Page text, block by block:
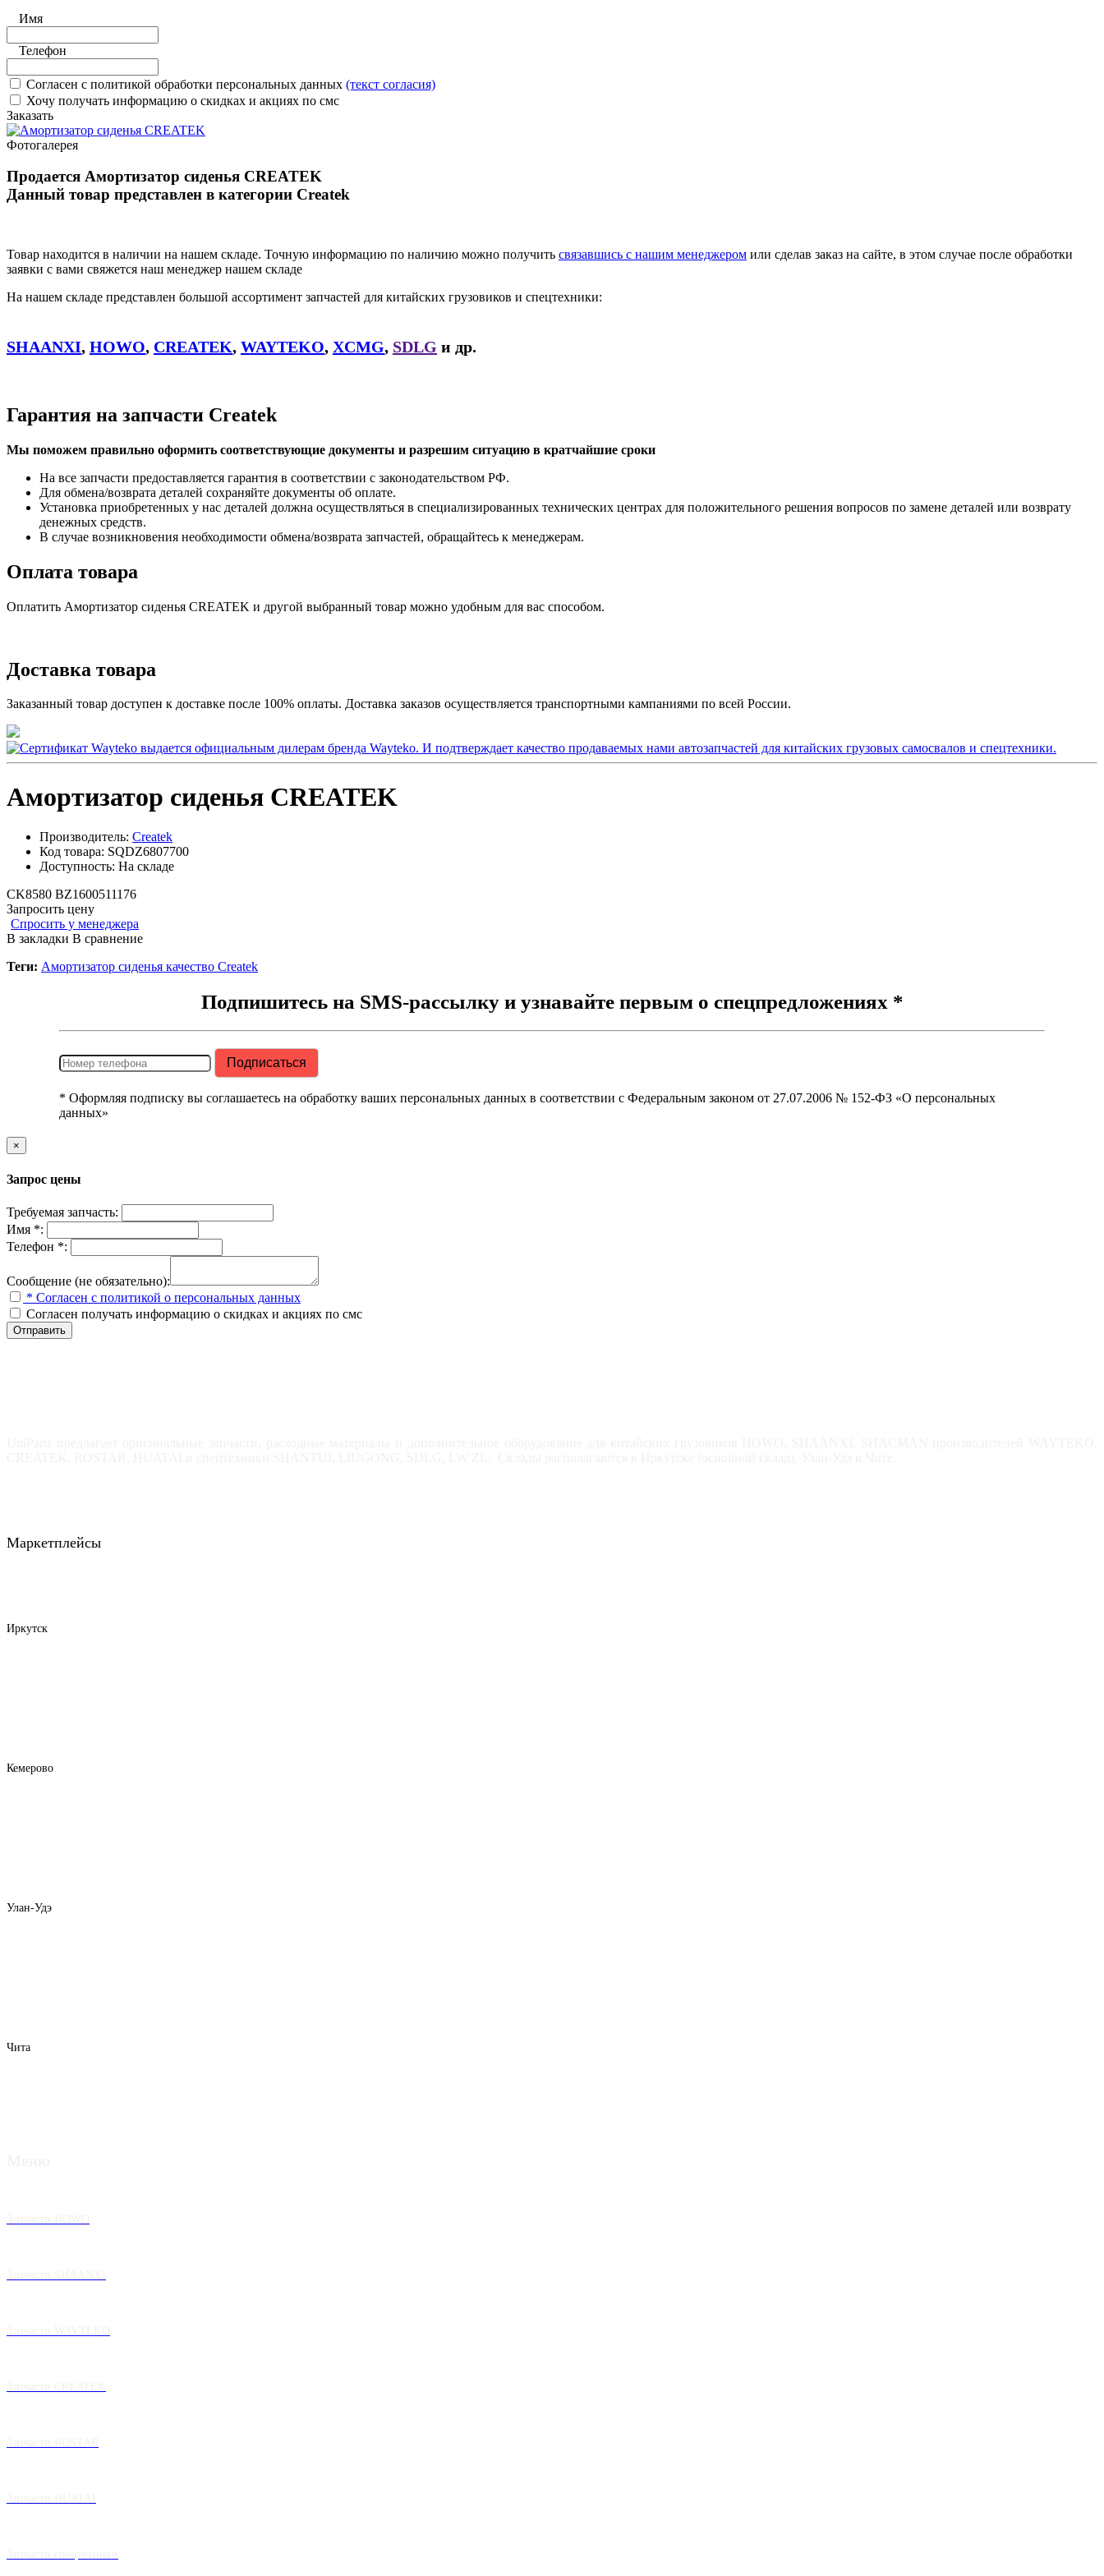
Имя
Телефон
Согласен с политикой обработки персональных данных (текст согласия)
Хочу получать информацию о скидках и акциях по смс
Заказать
Фотогалерея
Продается Амортизатор сиденья CREATEK
Данный товар представлен в категории Createk
Товар находится в наличии на нашем складе. Точную информацию по наличию можно получить связавшись с нашим менеджером или сделав заказ на сайте, в этом случае после обработки
заявки с вами свяжется наш менеджер нашем складе
На нашем складе представлен большой ассортимент запчастей для китайских грузовиков и спецтехники:
SHAANXI, HOWO, CREATEK, WAYTEKO, XCMG, SDLG и др.
Гарантия на запчасти Createk
Мы поможем правильно оформить соответствующие документы и разрешим ситуацию в кратчайшие сроки
На все запчасти предоставляется гарантия в соответствии с законодательством РФ.
Для обмена/возврата деталей сохраняйте документы об оплате.
Установка приобретенных у нас деталей должна осуществляться в специализированных технических центрах для положительного решения вопросов по замене деталей или возврату
денежных средств.
В случае возникновения необходимости обмена/возврата запчастей, обращайтесь к менеджерам.
Оплата товара
Оплатить Амортизатор сиденья CREATEK и другой выбранный товар можно удобным для вас способом.
Доставка товара
Заказанный товар доступен к доставке после 100% оплаты. Доставка заказов осуществляется транспортными кампаниями по всей России.
Амортизатор сиденья CREATEK
Производитель: Createk
Код товара: SQDZ6807700
Доступность: На складе
CK8580 BZ1600511176
Запросить цену
Спросить у менеджера
В закладки В сравнение
Теги: Амортизатор сиденья качество Createk
Подпишитесь на SMS-рассылку и узнавайте первым о спецпредложениях *
* Оформляя подписку вы соглашаетесь на обработку ваших персональных данных в соответствии с Федеральным законом от 27.07.2006 № 152-ФЗ «О персональных
данных»
×
Запрос цены
Требуемая запчасть:
Имя *:
Телефон *:
Сообщение (не обязательно):
* Согласен с политикой о персональных данных
Согласен получать информацию о скидках и акциях по смс
Отправить
Маркетплейсы
Иркутск
Кемерово
Улан-Удэ
Чита